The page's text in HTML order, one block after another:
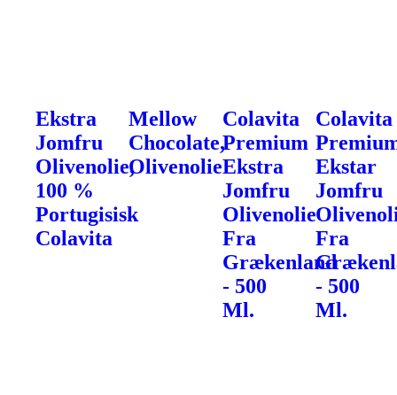
Ekstra
Jomfru
Olivenolie,
100 %
Portugisisk
Colavita
Mellow
Chocolate,
Olivenolie
Colavita
Premium
Ekstra
Jomfru
Olivenolie
Fra
Grækenland
- 500
Ml.
Colavita
Ekstar
Jomfru
Fra
- 500
Ml.